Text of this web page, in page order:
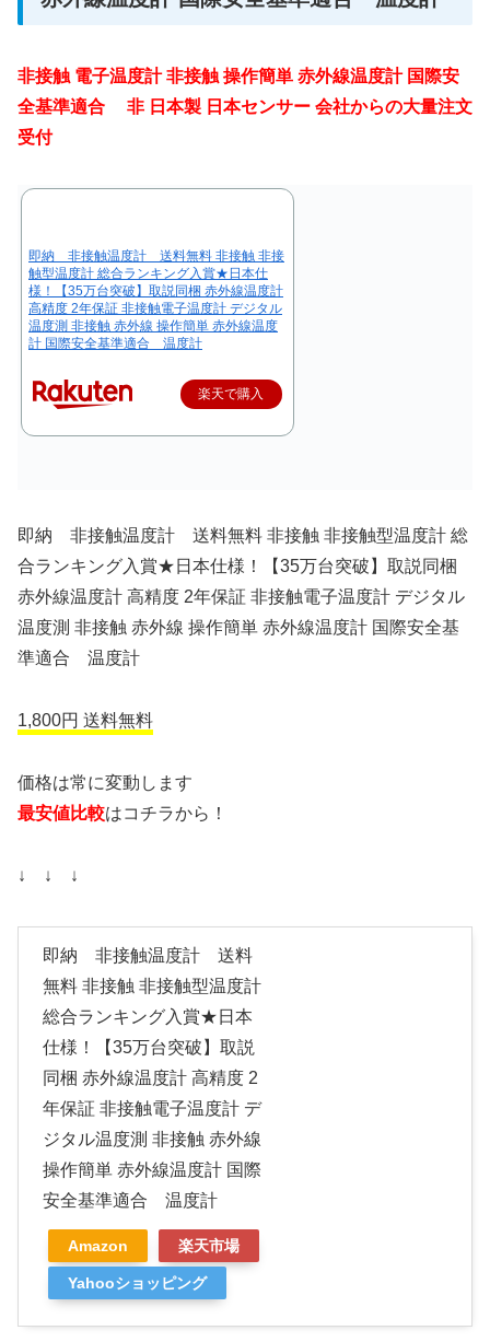
非接触 電子温度計 非接触 操作簡単 赤外線温度計 国際安
全基準適合 非 日本製 日本センサー 会社からの大量注文
受付
即納 非接触温度計 送料無料 非接触 非接
触型温度計 総合ランキング入賞★日本仕
様！【35万台突破】取説同梱 赤外線温度計
高精度 2年保証 非接触電子温度計 デジタル
温度測 非接触 赤外線 操作簡単 赤外線温度
計 国際安全基準適合 温度計
楽天で購入
即納 非接触温度計 送料無料 非接触 非接触型温度計 総
合ランキング入賞★日本仕様！【35万台突破】取説同梱
赤外線温度計 高精度 2年保証 非接触電子温度計 デジタル
温度測 非接触 赤外線 操作簡単 赤外線温度計 国際安全基
準適合 温度計
1,800円 送料無料
価格は常に変動します
最安値比較はコチラから！
↓ ↓ ↓
即納 非接触温度計 送料
無料 非接触 非接触型温度計
総合ランキング入賞★日本
仕様！【35万台突破】取説
同梱 赤外線温度計 高精度 2
年保証 非接触電子温度計 デ
ジタル温度測 非接触 赤外線
操作簡単 赤外線温度計 国際
安全基準適合 温度計
Amazon 楽天市場
Yahooショッピング